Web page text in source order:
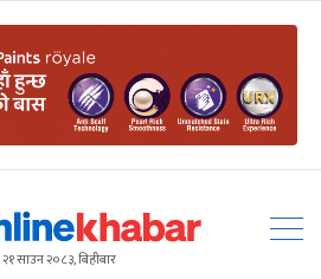
२१ साउन २०८३, बिहीबार